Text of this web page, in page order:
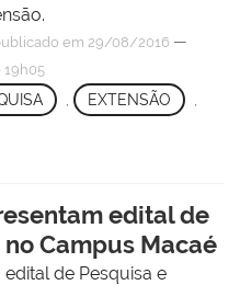
em 29/08/2016 —
EXTENSÃO
edital de
Campus Macaé
de Pesquisa e